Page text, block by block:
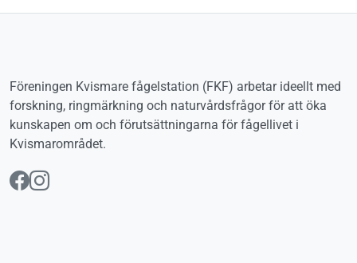
Föreningen Kvismare fågelstation (FKF) arbetar ideellt med
forskning, ringmärkning och naturvårdsfrågor för att öka
kunskapen om och förutsättningarna för fågellivet i
Kvismarområdet.
Följ oss på Facebook
Följ oss på Instagram